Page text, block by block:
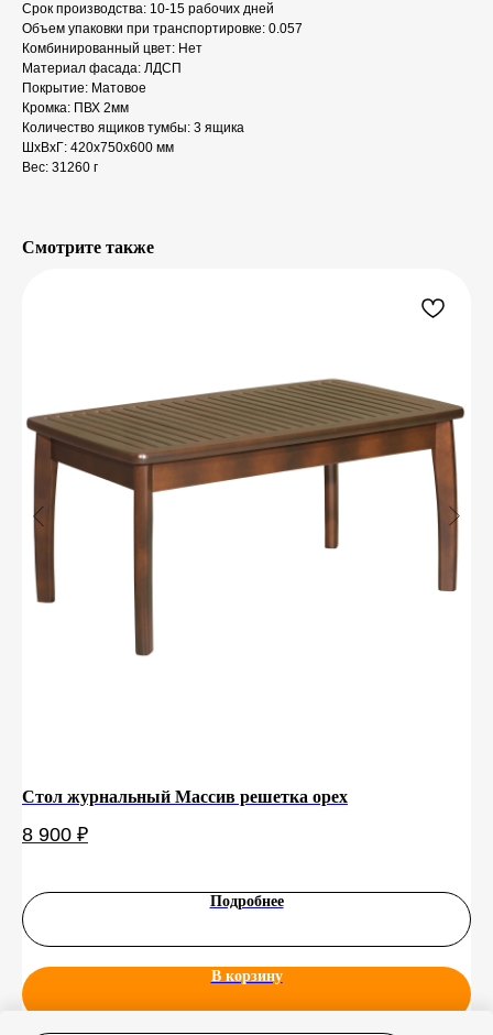
Срок производства: 10-15 рабочих дней
Объем упаковки при транспортировке: 0.057
Комбинированный цвет: Нет
Материал фасада: ЛДСП
Покрытие: Матовое
Кромка: ПВХ 2мм
Количество ящиков тумбы: 3 ящика
ШxВxГ: 420x750x600 мм
Вес: 31260 г
Смотрите также
Стол журнальный Массив решетка орех
8 900 ₽
Подробнее
В корзину